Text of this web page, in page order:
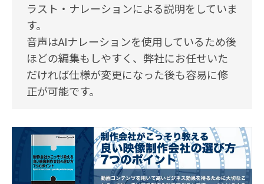
ラスト・ナレーションによる説明をしていま
す。
音声はAIナレーションを使用しているため後
ほどの編集もしやすく、弊社にお任せいた
だければ仕様が変更になった後も容易に修
正が可能です。